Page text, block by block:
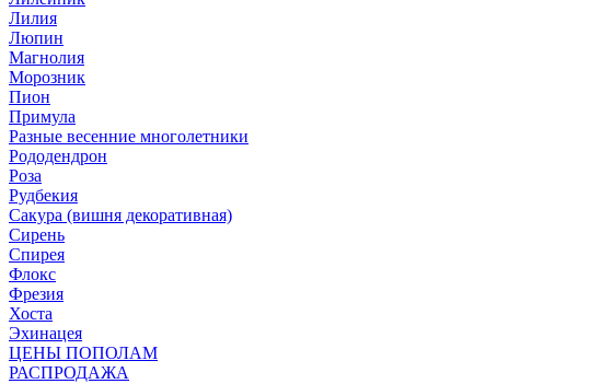
Лилия
Люпин
Магнолия
Морозник
Пион
Примула
Разные весенние многолетники
Рододендрон
Роза
Рудбекия
Сакура (вишня декоративная)
Сирень
Спирея
Флокс
Фрезия
Хоста
Эхинацея
ЦЕНЫ ПОПОЛАМ
РАСПРОДАЖА